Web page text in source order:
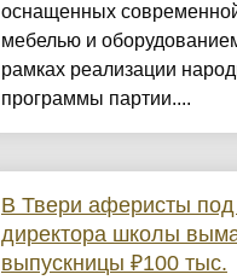
оснащенных
мебелью и
рамках реализации
программы партии....
В Твери аферисты
директора школы
выпускницы ₽100 тыс.